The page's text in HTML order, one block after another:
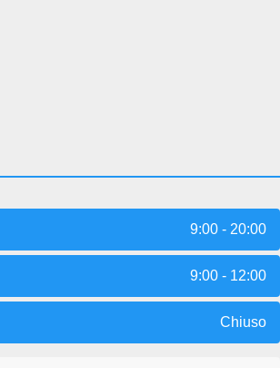
9:00 - 20:00
9:00 - 12:00
Chiuso